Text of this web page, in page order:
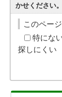
かせください。
このペー
特にな
探しにくい